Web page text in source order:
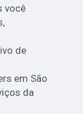
você
de
em São
da